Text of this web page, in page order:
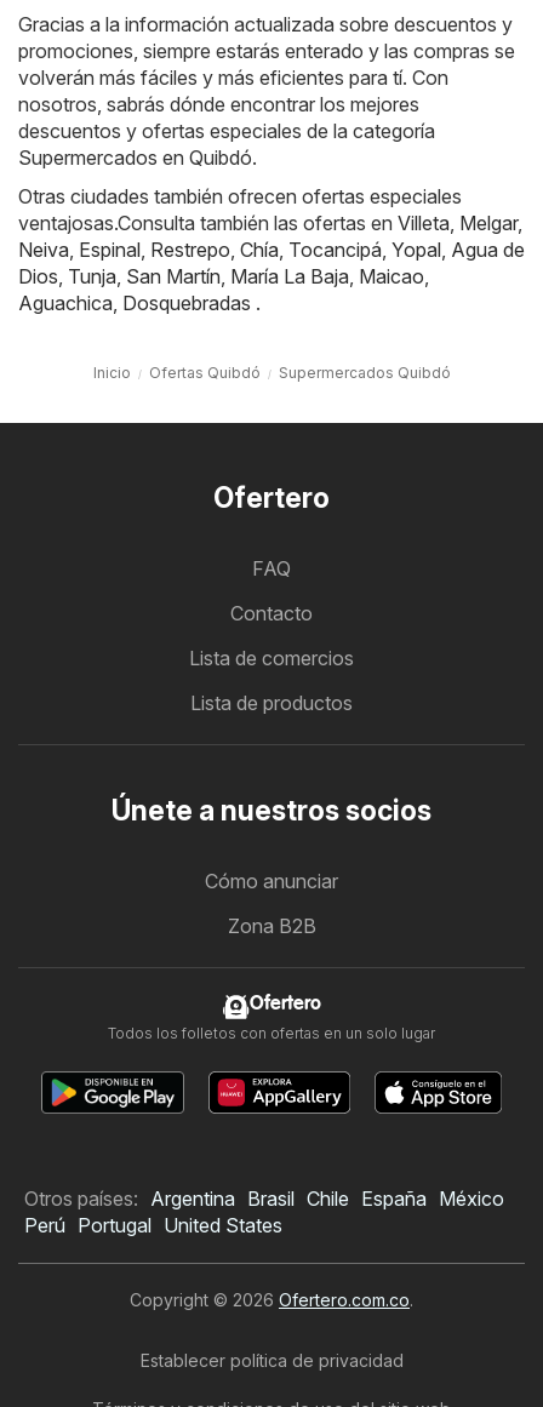
Gracias a la información actualizada sobre descuentos y
promociones, siempre estarás enterado y las compras se
volverán más fáciles y más eficientes para tí. Con
nosotros, sabrás dónde encontrar los mejores
descuentos y ofertas especiales de la categoría
Supermercados en Quibdó.
Otras ciudades también ofrecen ofertas especiales
ventajosas.Consulta también las ofertas en Villeta, Melgar,
Neiva, Espinal, Restrepo, Chía, Tocancipá, Yopal, Agua de
Dios, Tunja, San Martín, María La Baja, Maicao,
Aguachica, Dosquebradas .
Inicio Ofertas Quibdó Supermercados Quibdó
Ofertero
FAQ
Contacto
Lista de comercios
Lista de productos
Únete a nuestros socios
Cómo anunciar
Zona B2B
Ofertero
Todos los folletos con ofertas en un solo lugar
Otros países: Argentina Brasil Chile España México
Perú Portugal United States
Copyright © 2026 Ofertero.com.co.
Establecer política de privacidad